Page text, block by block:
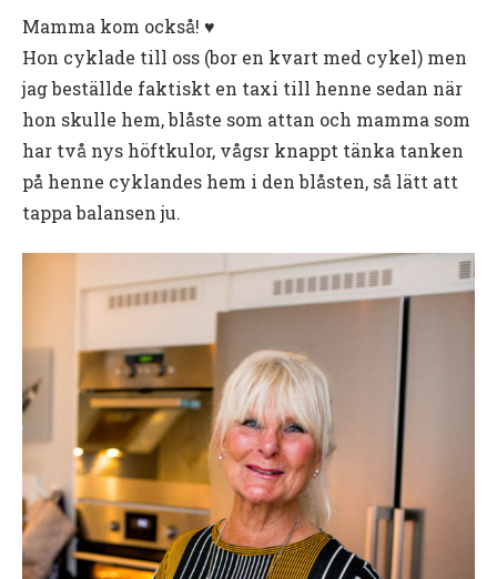
Mamma kom också! ♥️
Hon cyklade till oss (bor en kvart med cykel) men
jag beställde faktiskt en taxi till henne sedan när
hon skulle hem, blåste som attan och mamma som
har två nys höftkulor, vågsr knappt tänka tanken
på henne cyklandes hem i den blåsten, så lätt att
tappa balansen ju.